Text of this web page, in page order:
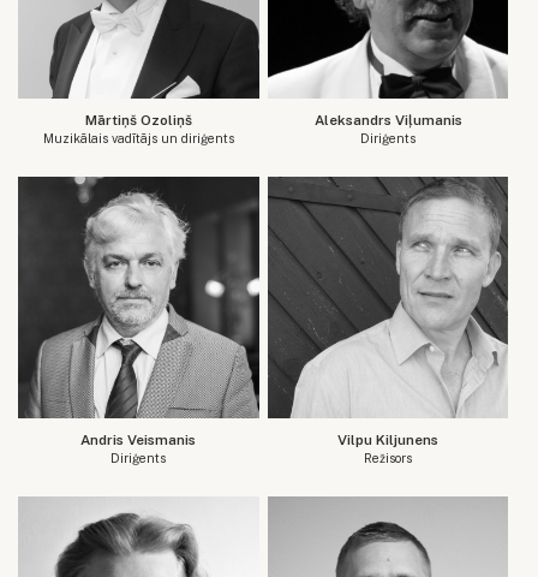
Mārtiņš Ozoliņš
Muzikālais vadītājs un diriģents
Aleksandrs Viļumanis
Diriģents
Andris Veismanis
Diriģents
Vilpu Kiljunens
Režisors